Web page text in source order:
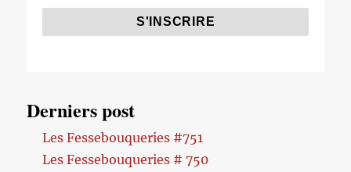
Derniers post
Les Fessebouqueries #751
Les Fessebouqueries # 750